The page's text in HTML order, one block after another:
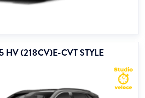
HV (218CV)E-CVT STYLE